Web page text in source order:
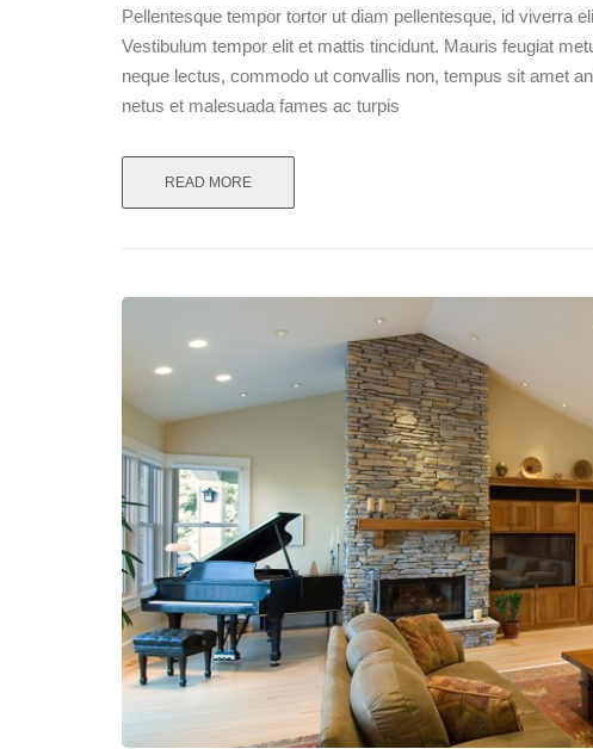
Pellentesque tempor tortor ut diam pellentesque, id viverra
Vestibulum tempor elit et mattis tincidunt. Mauris feugiat
neque lectus, commodo ut convallis non, tempus sit amet
netus et malesuada fames ac turpis
READ MORE